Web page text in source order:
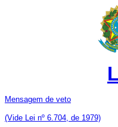
Mensagem de veto
(Vide Lei nº 6.704, de 1979)